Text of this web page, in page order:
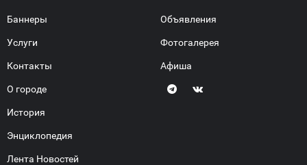
Баннеры
Услуги
Контакты
О городе
История
Энциклопедия
Лента Новостей
Объявления
Фотогалерея
Афиша